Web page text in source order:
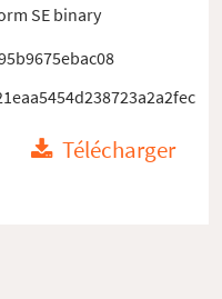
SE binary
Télécharger